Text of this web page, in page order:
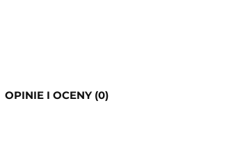
OPINIE I OCENY (0)